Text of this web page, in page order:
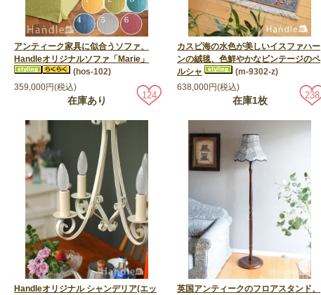
アンティーク家具に似合うソファ、
Handleオリジナルソファ「Marie」
(hos-102)
359,000円(税込)
在庫あり 124
カスピ海の水色が美しいイスファハー
ンの絨毯、色鮮やかなビンテージのペ
ルシャ
(m-9302-z)
638,000円(税込)
在庫1枚 238
Handleオリジナル シャンデリア(エッ
英国アンティークのフロアスタンド、